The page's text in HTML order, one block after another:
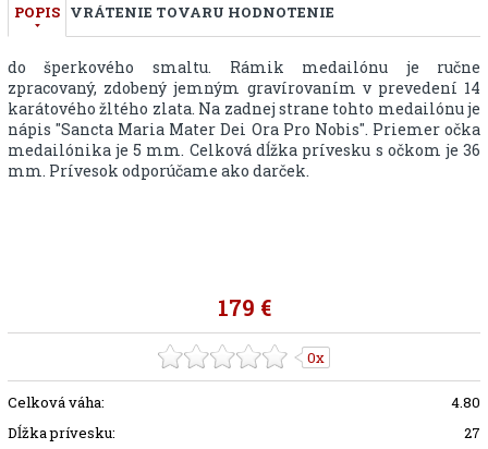
POPIS VRÁTENIE TOVARU HODNOTENIE
do šperkového smaltu. Rámik medailónu je ručne
zpracovaný, zdobený jemným gravírovaním v prevedení 14
karátového žltého zlata. Na zadnej strane tohto medailónu je
nápis "Sancta Maria Mater Dei Ora Pro Nobis". Priemer očka
medailónika je 5 mm. Celková dĺžka prívesku s očkom je 36
mm. Prívesok odporúčame ako darček.
179 €
0x
Celková váha:
4.80
Dĺžka prívesku:
27